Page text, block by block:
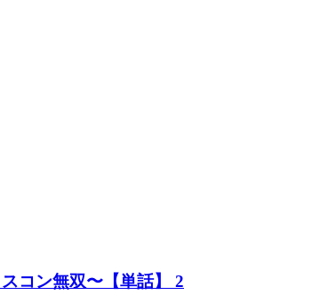
コン無双〜【単話】 2